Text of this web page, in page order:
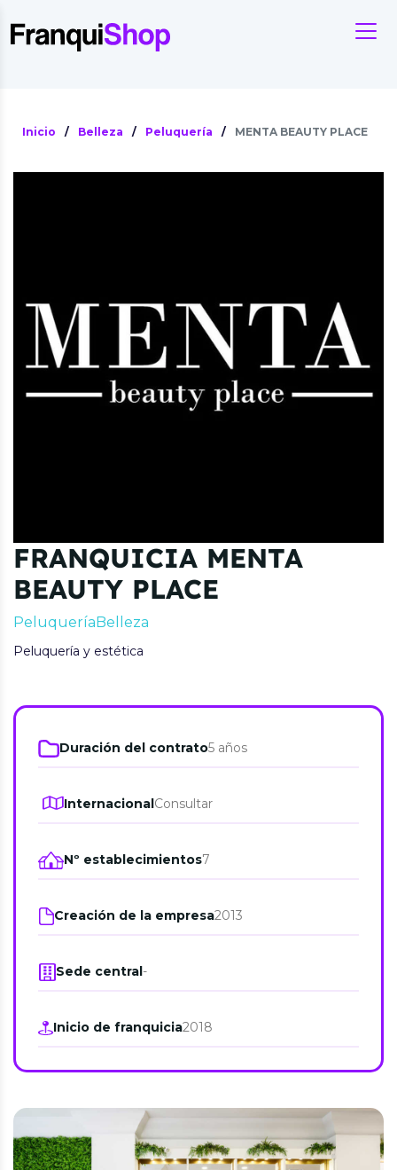
Inicio / Belleza / Peluquería / MENTA BEAUTY PLACE
FRANQUICIA MENTA
BEAUTY PLACE
PeluqueríaBelleza
Peluquería y estética
Duración del contrato5 años
InternacionalConsultar
Nº establecimientos7
Creación de la empresa2013
Sede central-
Inicio de franquicia2018